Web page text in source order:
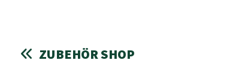
ZUBEHÖR SHOP